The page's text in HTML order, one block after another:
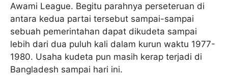
Awami League. Begitu parahnya perseteruan di
antara kedua partai tersebut sampai-sampai
sebuah pemerintahan dapat dikudeta sampai
lebih dari dua puluh kali dalam kurun waktu 1977-
1980. Usaha kudeta pun masih kerap terjadi di
Bangladesh sampai hari ini.